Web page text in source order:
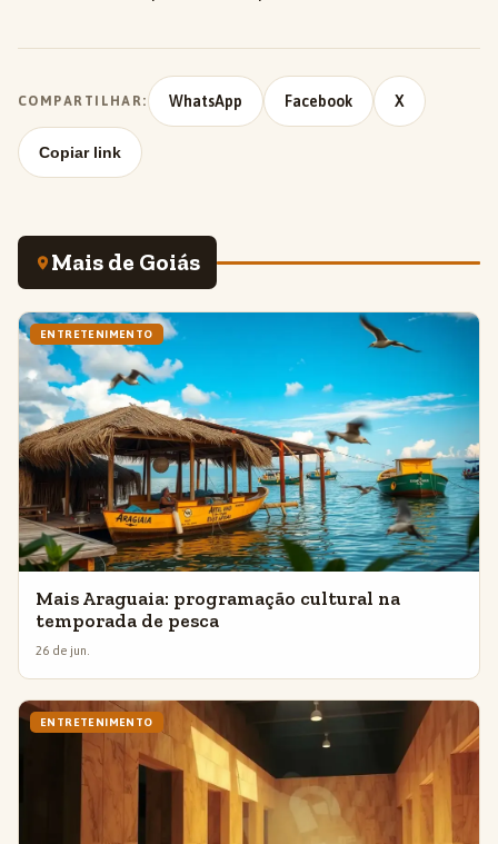
COMPARTILHAR: WhatsApp Facebook X
Copiar link
Mais de Goiás
ENTRETENIMENTO
Mais Araguaia: programação cultural na
temporada de pesca
26 de jun.
ENTRETENIMENTO